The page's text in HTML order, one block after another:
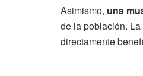
Asimismo, una
de la población.
directamente